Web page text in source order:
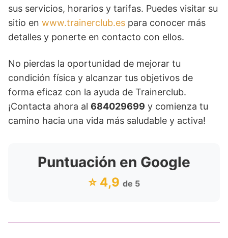
sus servicios, horarios y tarifas. Puedes visitar su
sitio en www.trainerclub.es para conocer más
detalles y ponerte en contacto con ellos.
No pierdas la oportunidad de mejorar tu
condición física y alcanzar tus objetivos de
forma eficaz con la ayuda de Trainerclub.
¡Contacta ahora al 684029699 y comienza tu
camino hacia una vida más saludable y activa!
Puntuación en Google
⭐ 4,9 de 5